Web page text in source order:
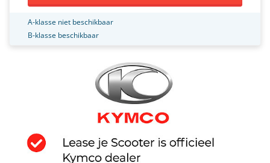
A-klasse niet beschikbaar
B-klasse beschikbaar